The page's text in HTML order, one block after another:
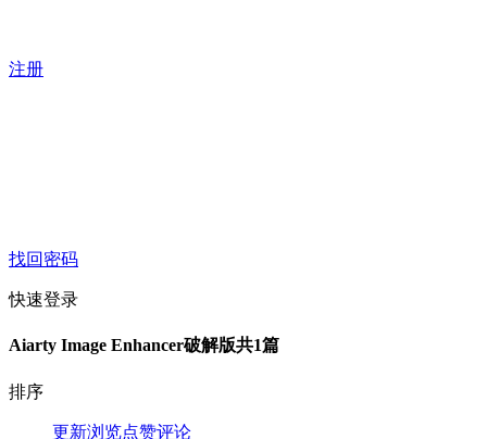
注册
找回密码
快速登录
Aiarty Image Enhancer破解版共1篇
排序
更新浏览点赞评论